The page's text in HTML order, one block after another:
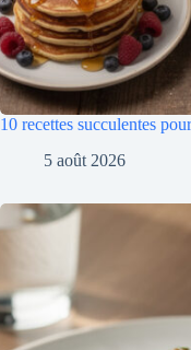
10 recettes succulentes
5 août 2026